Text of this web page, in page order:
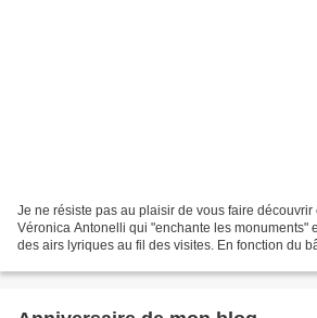
Je ne résiste pas au plaisir de vous faire
Véronica Antonelli qui "enchante les monuments"
des airs lyriques au fil des visites. En fonction du